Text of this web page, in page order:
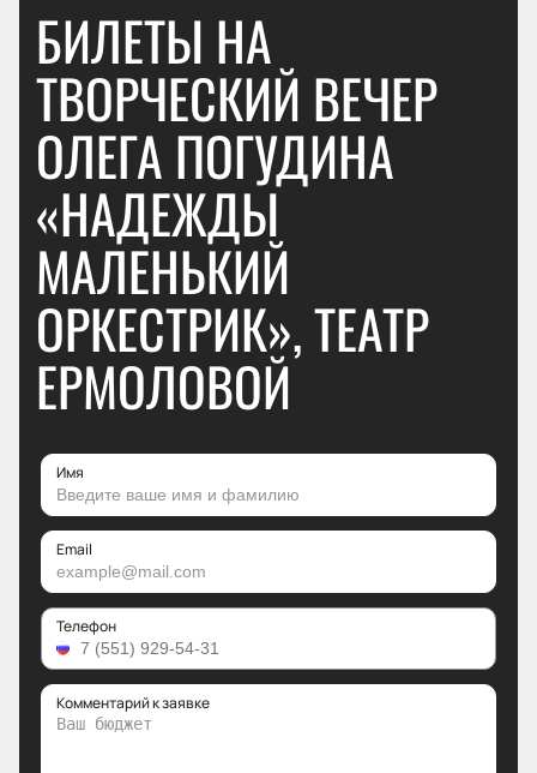
БИЛЕТЫ НА
ТВОРЧЕСКИЙ ВЕЧЕР
ОЛЕГА ПОГУДИНА
«НАДЕЖДЫ
МАЛЕНЬКИЙ
ОРКЕСТРИК», ТЕАТР
ЕРМОЛОВОЙ
Имя
Email
Телефон
Комментарий к заявке